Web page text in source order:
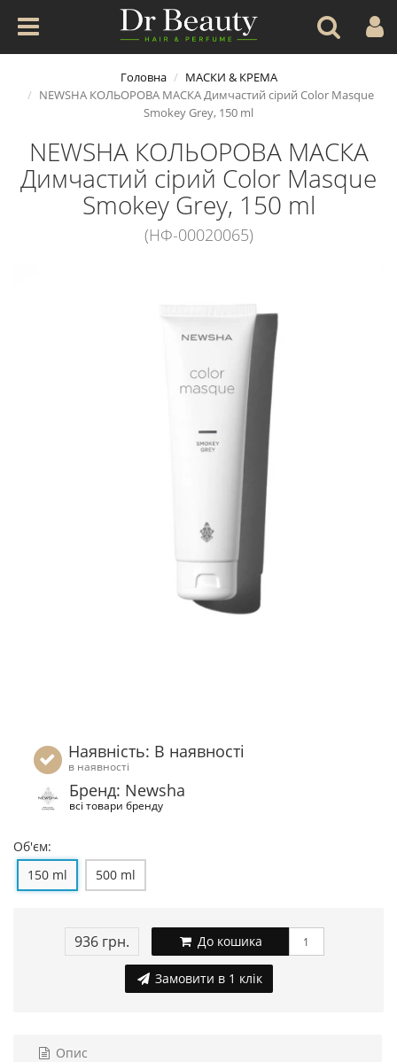
Головна
МАСКИ & КРЕМА
NEWSHA КОЛЬОРОВА МАСКА Димчастий сірий Color Masque
Smokey Grey, 150 ml
NEWSHA КОЛЬОРОВА МАСКА
Димчастий сірий Color Masque
Smokey Grey, 150 ml
(НФ-00020065)
Наявність: В наявності
в наявності
Бренд: Newsha
всі товари бренду
Об'єм:
150 ml
500 ml
936 грн. До кошика
Замовити в 1 клік
Опис